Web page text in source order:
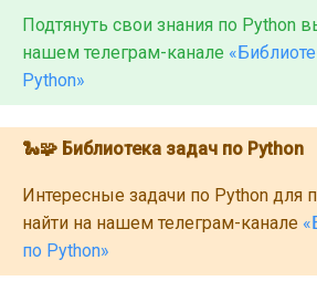
Подтянуть свои знания по Python
нашем телеграм-канале
Python»
🐍🧩 Библиотека задач по Python
Интересные задачи по Python для
найти на нашем телеграм-канале
по Python»